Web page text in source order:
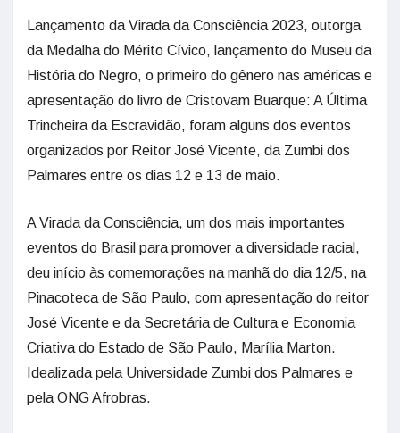
Lançamento da Virada da Consciência 2023, outorga
da Medalha do Mérito Cívico, lançamento do Museu da
História do Negro, o primeiro do gênero nas américas e
apresentação do livro de Cristovam Buarque: A Última
Trincheira da Escravidão, foram alguns dos eventos
organizados por Reitor José Vicente, da Zumbi dos
Palmares entre os dias 12 e 13 de maio.
A Virada da Consciência, um dos mais importantes
eventos do Brasil para promover a diversidade racial,
deu início às comemorações na manhã do dia 12/5, na
Pinacoteca de São Paulo, com apresentação do reitor
José Vicente e da Secretária de Cultura e Economia
Criativa do Estado de São Paulo, Marília Marton.
Idealizada pela Universidade Zumbi dos Palmares e
pela ONG Afrobras.